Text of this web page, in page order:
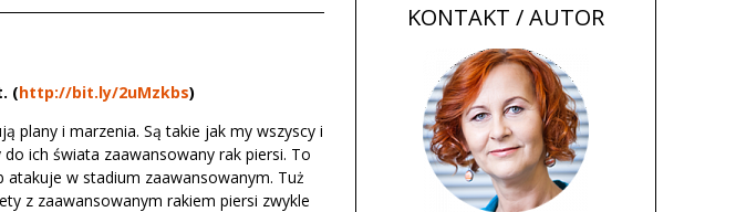
(http://bit.ly/2uMzkbs)
plany i marzenia. Są takie jak my wszyscy i
ich świata zaawansowany rak piersi. To
atakuje w stadium zaawansowanym. Tuż
z zaawansowanym rakiem piersi zwykle
KONTAKT / AUTOR